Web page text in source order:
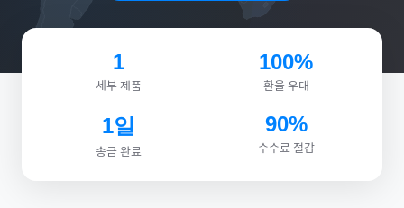
1
세부 제품
100%
환율 우대
1일
송금 완료
90%
수수료 절감